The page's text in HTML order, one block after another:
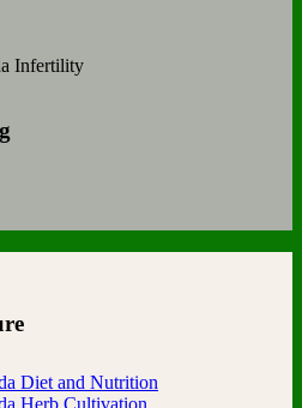
Diet and Nutrition
Herb Cultivation